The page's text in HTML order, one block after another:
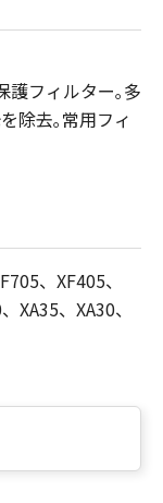
護フィルター｡多
除去｡常用フィ
、XF405、
XA35、XA30、